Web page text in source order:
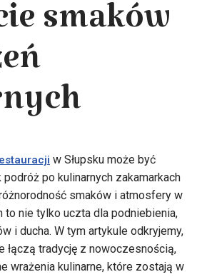
smaków
w Słupsku może być
po kulinarnych zakamarkach
smaków i atmosfery w
to nie tylko uczta dla podniebienia,
i ducha. W tym artykule odkryjemy,
łączą tradycję z nowoczesnością,
wrażenia kulinarne, które zostają w